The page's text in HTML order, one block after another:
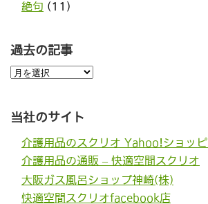
絶句 (11)
過去の記事
過
去
事
当社のサイト
介護用品のスクリオ Yahoo!ショッ
介護用品の通販 – 快適空間スクリオ
大阪ガス風呂ショップ神崎(株)
快適空間スクリオfacebook店